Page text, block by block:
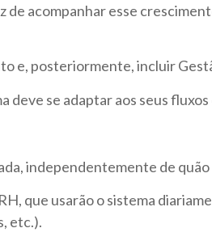
de acompanhar esse
e, posteriormente, incluir
deve se adaptar aos seus
independentemente de
que usarão o sistema
etc.).